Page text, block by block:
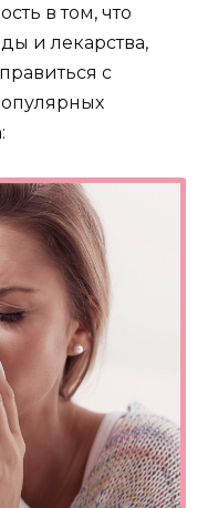
в том, что
и лекарства,
с